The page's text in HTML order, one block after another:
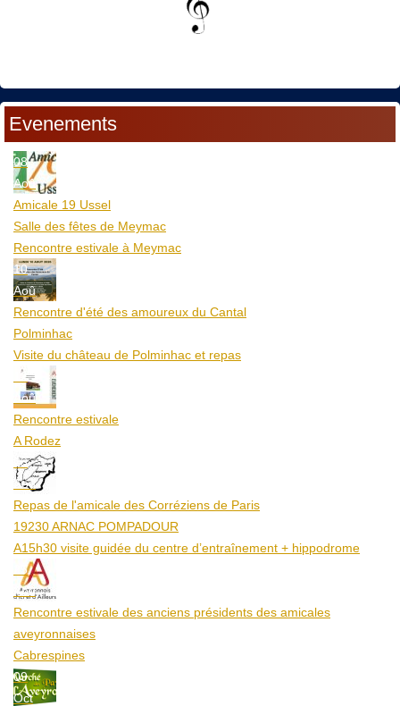
Evenements
08
Aoû
Amicale 19 Ussel
Salle des fêtes de Meymac
Rencontre estivale à Meymac
10
Aoû
Rencontre d'été des amoureux du Cantal
Polminhac
Visite du château de Polminhac et repas
12
Aoû
Rencontre estivale
A Rodez
23
Aoû
Repas de l'amicale des Corréziens de Paris
19230 ARNAC POMPADOUR
A15h30 visite guidée du centre d’entraînement + hippodrome
25
Aoû
Rencontre estivale des anciens présidents des amicales
aveyronnaises
Cabrespines
09
Oct